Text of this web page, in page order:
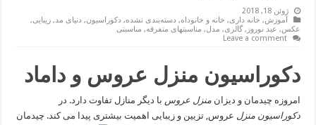
ژوئن 18, 2018
آموزش, خانه داری, خانه و خانوداه, دسته‌بندی نشده, دکوراسیون, دنیای مد,زیبایی,
عکس, عید نوروز ,گالری, مدل, مناسبتهای متفرقه, مناسبتی
Leave a comment
دکوراسیون منزل عروس و داماد
امروزه چیدمان و دیزانمنزل عروس با دیگر منازل تفاوت دارد. در
دکوراسیون منزل عروس, تزیین و زیبایی اهمیت بیشتری پیدا می کند. چیدمان